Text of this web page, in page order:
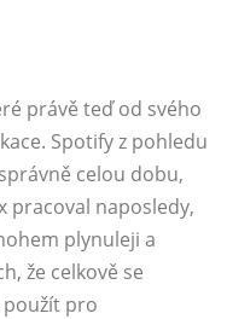
právě teď od svého
Spotify z pohledu
celou dobu,
pracoval naposledy,
plynuleji a
že celkově se
pro